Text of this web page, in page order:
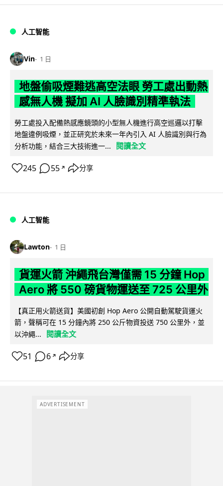
人工智能
Vin 1 日
地盤偷吸煙難逃高空法眼 勞工處出動熱
感無人機 擬加 AI 人臉識別精準執法
勞工處投入配備熱感應鏡頭的小型無人機進行高空巡邏以打擊
地盤違例吸煙，並正研究於未來一年內引入 AI 人臉識別與行為
分析功能，結合三大技術進一...
閱讀全文
245 55 ↗ 分享
人工智能
Lawton 1 日
貨運火箭 沖繩飛台灣僅需 15 分鐘 Hop
Aero 將 550 磅貨物運送至 725 公里外
【真正用火箭送貨】美國初創 Hop Aero 公開自動駕駛貨運火
箭，聲稱可在 15 分鐘內將 250 公斤物資投送 750 公里外，並
以沖繩...
閱讀全文
51 6 ↗ 分享
ADVERTISEMENT